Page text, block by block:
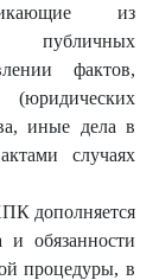
из
фактов,
иные дела в
случаях
дополняется
и обязанности
процедуры, в